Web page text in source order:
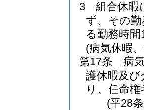
3
組合休暇
ず、その
る勤務時
(病気休暇
第17条
病
護休暇及
り、任命
(平28